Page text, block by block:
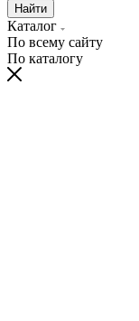
Найти
Каталог
По всему сайту
По каталогу